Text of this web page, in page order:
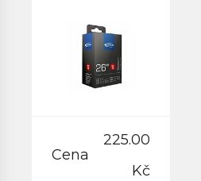
VENTILEK
40MM
Cena
225.00
Kč